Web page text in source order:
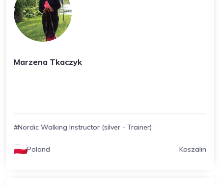
Marzena Tkaczyk
#Nordic Walking Instructor (silver - Trainer)
Poland Koszalin